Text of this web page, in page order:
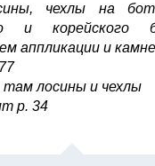
чехлы на
и корейского
аппликации и
там лосины и чехлы
р. 34